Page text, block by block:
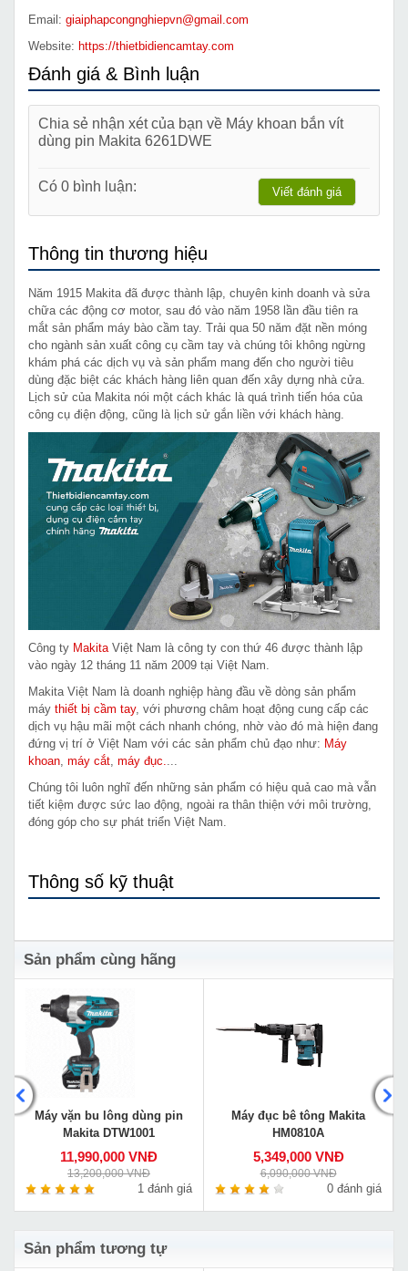
Email: giaiphapcongnghiepvn@gmail.com
Website: https://thietbidiencamtay.com
Đánh giá & Bình luận
Chia sẻ nhận xét của bạn về Máy khoan bắn vít
dùng pin Makita 6261DWE
Có 0 bình luận: Viết đánh giá
Thông tin thương hiệu
Năm 1915 Makita đã được thành lập, chuyên kinh doanh và sửa
chữa các động cơ motor, sau đó vào năm 1958 lần đầu tiên ra
mắt sản phẩm máy bào cầm tay. Trải qua 50 năm đặt nền móng
cho ngành sản xuất công cụ cầm tay và chúng tôi không ngừng
khám phá các dịch vụ và sản phẩm mang đến cho người tiêu
dùng đặc biệt các khách hàng liên quan đến xây dựng nhà cửa.
Lịch sử của Makita nói một cách khác là quá trình tiến hóa của
công cụ điện động, cũng là lịch sử gắn liền với khách hàng.
Công ty MakitaViệt Nam là công ty con thứ 46 được thành lập
vào ngày 12 tháng 11 năm 2009 tại Việt Nam.
Makita Việt Nam là doanh nghiệp hàng đầu về dòng sản phẩm
máy thiết bị cầm tay, với phương châm hoạt động cung cấp các
dịch vụ hậu mãi một cách nhanh chóng, nhờ vào đó mà hiện đang
đứng vị trí ở Việt Nam với các sản phẩm chủ đạo như: Máy
khoan, máy cắt, máy đục....
Chúng tôi luôn nghĩ đến những sản phẩm có hiệu quả cao mà vẫn
tiết kiệm được sức lao động, ngoài ra thân thiện với môi trường,
đóng góp cho sự phát triển Việt Nam.
Thông số kỹ thuật
Sản phẩm cùng hãng
Máy vặn bu lông dùng pin
Makita DTW1001
11,990,000 VNĐ
13,200,000 VNĐ
1 đánh giá
Máy đục bê tông Makita
HM0810A
5,349,000 VNĐ
6,090,000 VNĐ
0 đánh giá
Sản phẩm tương tự